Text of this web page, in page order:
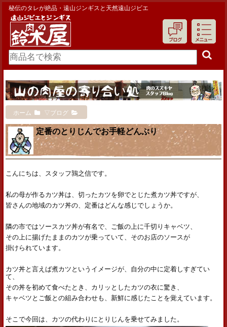
秘伝のタレが絶品・遠山ジンギスと天然遠山ジビエ
ホーム ▽ブログ
定番のとりじんでお手軽どんぶり
こんにちは、スタッフ鶉之信です。
私の母が作るカツ丼は、切ったカツを卵でとじた煮カツ丼ですが、
皆さんの地域のカツ丼の、定番はどんな感じでしょうか。
隣の市ではソースカツ丼が有名で、ご飯の上に千切りキャベツ、
その上に揚げたままのカツが乗っていて、そのお店のソースが
掛けられています。
カツ丼と言えば煮カツというイメージが、自分の中に定着しすぎてい
て、
その丼を初めて食べたとき、カリッとしたカツの衣に驚き、
キャベツとご飯との組み合わせも、新鮮に感じたことを覚えています。
そこで今回は、カツの代わりにとりじんを乗せてみました。